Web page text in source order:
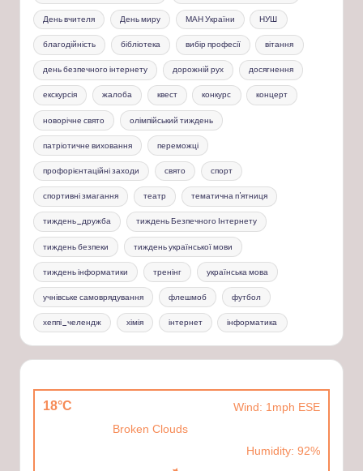
День вчителя День миру МАН України НУШ
благодійність бібліотека вибір професії вітання
день безпечного інтернету дорожній рух досягнення
екскурсія жалоба квест конкурс концерт
новорічне свято олімпійський тиждень
патріотичне виховання переможці
профорієнтаційні заходи свято спорт
спортивні змагання театр тематична п'ятниця
тиждень_дружба тиждень Безпечного Інтернету
тиждень безпеки тиждень української мови
тиждень інформатики тренінг українська мова
учнівське самоврядування флешмоб футбол
хеппі_челендж хімія інтернет інформатика
18°C
Wind: 1mph ESE
Broken Clouds
Humidity: 92%